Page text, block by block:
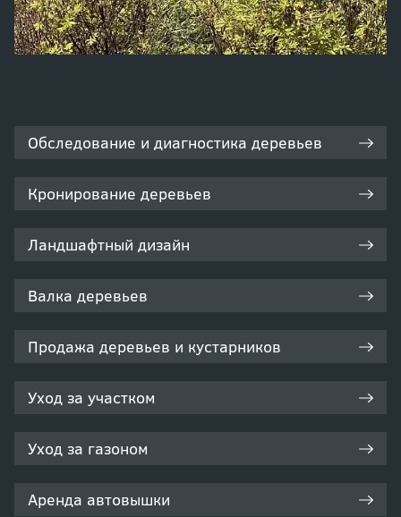
Обследование и диагностика деревьев
Кронирование деревьев
Ландшафтный дизайн
Валка деревьев
Продажа деревьев и кустарников
Уход за участком
Уход за газоном
Аренда автовышки